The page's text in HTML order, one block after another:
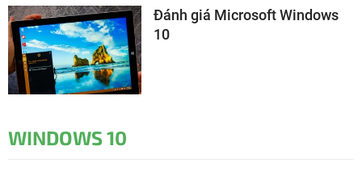
Đánh giá Microsoft Windows
10
WINDOWS 10